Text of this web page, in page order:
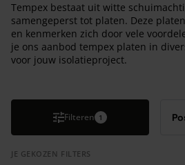
Tempex bestaat uit witte
samengeperst tot platen. Deze
en kenmerken zich door vele
je ons aanbod tempex platen in
voor jouw isolatieproject.
Filteren 1
JE GEKOZEN FILTERS